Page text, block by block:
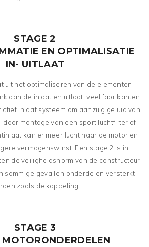
STAGE 2
EN OPTIMALISATIE
IN- UITLAAT
uit het optimaliseren van de elementen
aan de inlaat en uitlaat, veel fabrikanten
inlaat systeem om aanzuig geluid van
door montage van een sport luchtfilter of
kan er meer lucht naar de motor en
vermogenswinst. Een stage 2 is in
de veiligheidsnorm van de constructeur,
sommige gevallen onderdelen versterkt
zoals de koppeling.
STAGE 3